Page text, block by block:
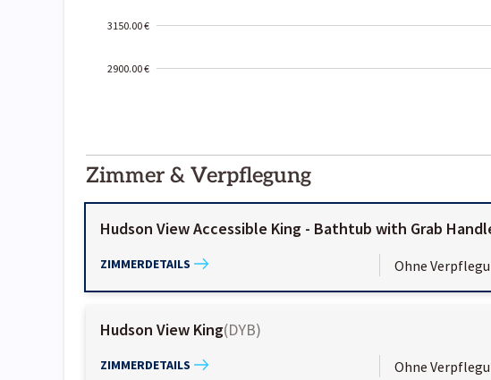
3150.00 €
2900.00 €
01-02
Zimmer & Verpflegung
Hudson View Accessible King - Bathtub with Grab
ZIMMERDETAILS Ohne
Hudson View King(DYB)
ZIMMERDETAILS Ohne